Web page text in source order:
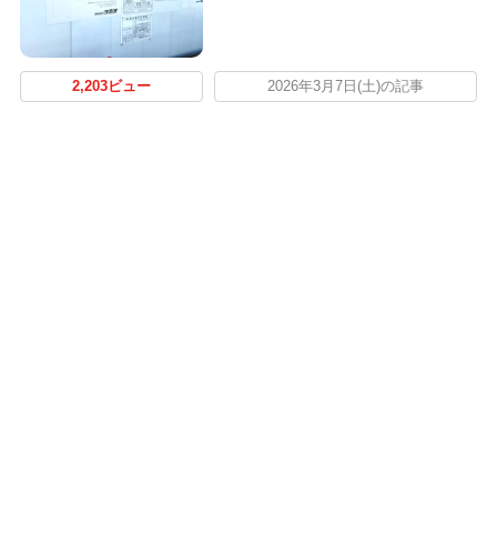
2,203ビュー 2026年3月7日(土)の記事